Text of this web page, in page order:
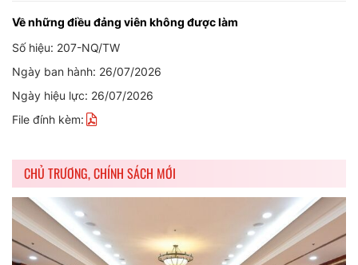
Về những điều đảng viên không được làm
Số hiệu: 207-NQ/TW
Ngày ban hành: 26/07/2026
Ngày hiệu lực: 26/07/2026
File đính kèm:
CHỦ TRƯƠNG, CHÍNH SÁCH MỚI